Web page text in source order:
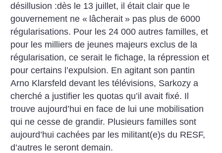
désillusion :dès le 13 juillet, il était clair que le
gouvernement ne « lâcherait » pas plus de 6000
régularisations. Pour les 24 000 autres familles, et
pour les milliers de jeunes majeurs exclus de la
régularisation, ce serait le fichage, la répression et
pour certains l’expulsion. En agitant son pantin
Arno Klarsfeld devant les télévisions, Sarkozy a
cherché a justifier les quotas qu’il avait fixé. Il
trouve aujourd’hui en face de lui une mobilisation
qui ne cesse de grandir. Plusieurs familles sont
aujourd’hui cachées par les militant(e)s du RESF,
d’autres le seront demain.